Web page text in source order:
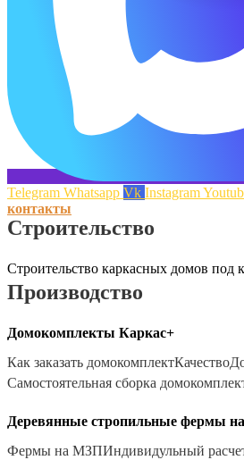
Telegram Whatsapp Vk Instagram
контакты
Строительство
Строительство каркасных домов под
Производство
Домокомплекты Каркас+
Как заказать домокомплектКачество
Самостоятельная сборка
Деревянные стропильные фермы
Фермы на МЗПИндивидульный